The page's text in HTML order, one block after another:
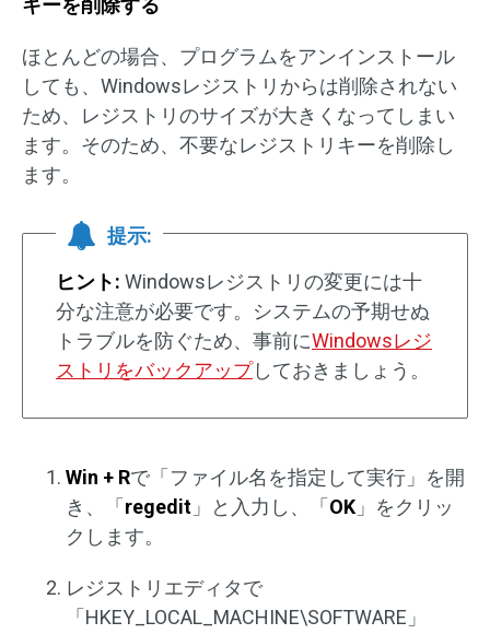
キーを削除する
ほとんどの場合、プログラムをアンインストール
しても、Windowsレジストリからは削除されない
ため、レジストリのサイズが大きくなってしまい
ます。そのため、不要なレジストリキーを削除し
ます。
提示:
ヒント: Windowsレジストリの変更には十
分な注意が必要です。システムの予期せぬ
トラブルを防ぐため、事前にWindowsレジ
ストリをバックアップしておきましょう。
Win + Rで「ファイル名を指定して実行」を開
き、「 regedit 」と入力し、「 OK 」をクリッ
クします。
レジストリエディタで
「HKEY_LOCAL_MACHINE\SOFTWARE」